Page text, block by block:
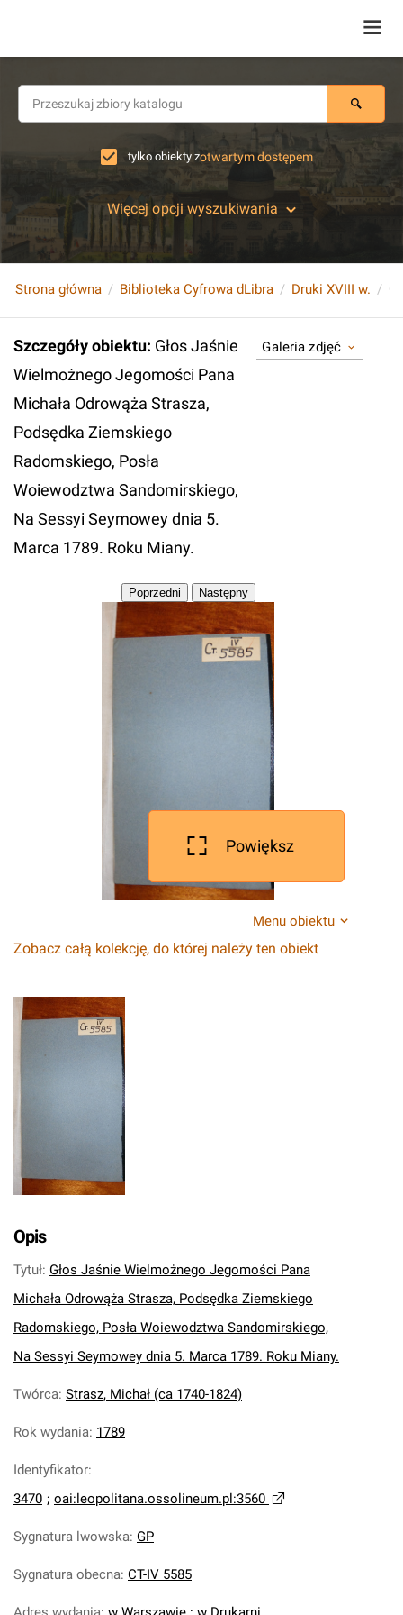
tylko obiekty zotwartym dostępem
Więcej opcji wyszukiwania
Strona główna Biblioteka Cyfrowa dLibra Druki XVIII w.
Szczegóły obiektu: Głos Jaśnie
Wielmożnego Jegomości Pana
Michała Odrowąża Strasza,
Podsędka Ziemskiego
Radomskiego, Posła
Woiewodztwa Sandomirskiego,
Na Sessyi Seymowey dnia 5.
Marca 1789. Roku Miany.
Galeria zdjęć
Powiększ
Menu obiektu
Zobacz całą kolekcję, do której należy ten obiekt
Opis
Tytuł: Głos Jaśnie Wielmożnego Jegomości Pana
Michała Odrowąża Strasza, Podsędka Ziemskiego
Radomskiego, Posła Woiewodztwa Sandomirskiego,
Na Sessyi Seymowey dnia 5. Marca 1789. Roku Miany.
Twórca: Strasz, Michał (ca 1740-1824)
Rok wydania: 1789
Identyfikator:
3470 ; oai:leopolitana.ossolineum.pl:3560
Sygnatura lwowska: GP
Sygnatura obecna: CT-IV 5585